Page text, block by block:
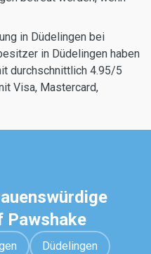
in Düdelingen bei
in Düdelingen haben
durchschnittlich 4.95/5
Visa, Mastercard,
Düdelingen